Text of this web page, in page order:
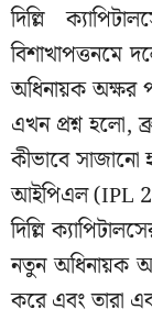
দিল্লি
বিশাখাপত্তনমে
অধিনায়ক অক্ষর
এখন প্রশ্ন হলো,
কীভাবে সাজানো
আইপিএল (IPL
দিল্লি
নতুন অধিনায়ক
করে এবং তারা